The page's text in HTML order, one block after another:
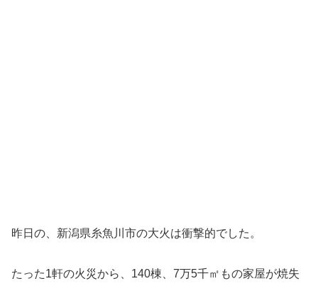
昨日の、新潟県糸魚川市の大火は衝撃的でした。
たった1軒の火災から、140棟、7万5千㎡もの家屋が焼失